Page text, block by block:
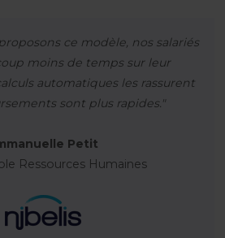
ce modèle, nos salariés
moins de temps sur leur
automatiques les rassurent
sont plus rapides."
Petit
Ressources Humaines